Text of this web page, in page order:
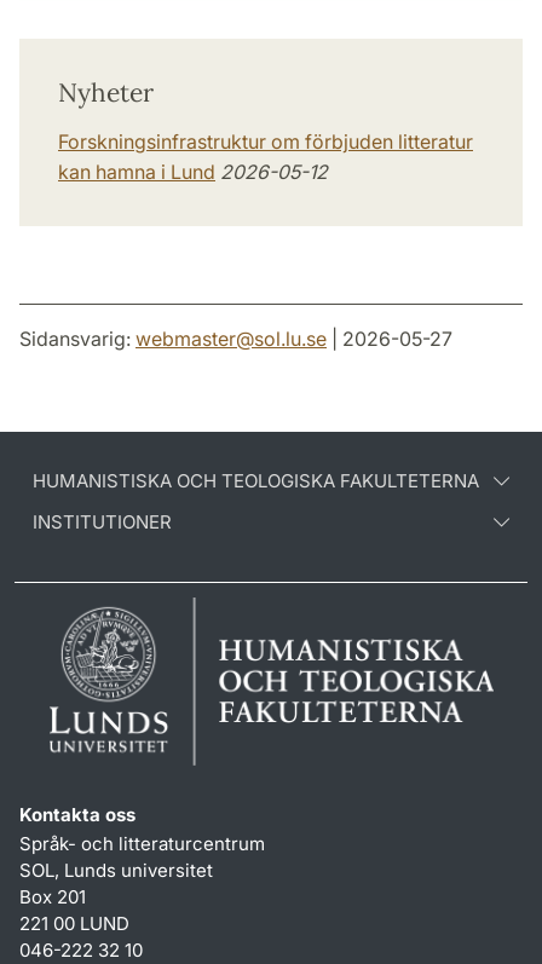
Nyheter
Forsknings­infrastruktur om förbjuden litteratur
kan hamna i Lund 2026-05-12
Sidansvarig: webmaster@sol.lu.se | 2026-05-27
HUMANISTISKA OCH TEOLOGISKA FAKULTETERNA
INSTITUTIONER
Kontakta oss
Språk- och litteraturcentrum
SOL, Lunds universitet
Box 201
221 00 LUND
046-222 32 10